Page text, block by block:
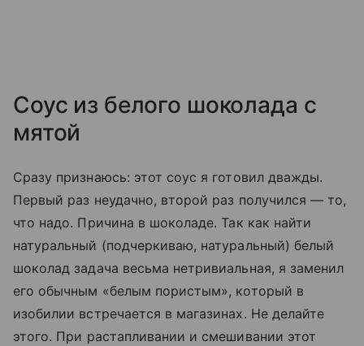
Соус из белого шоколада с
мятой
Сразу признаюсь: этот соус я готовил дважды.
Первый раз неудачно, второй раз получился — то,
что надо. Причина в шоколаде. Так как найти
натуральный (подчеркиваю, натуральный) белый
шоколад задача весьма нетривиальная, я заменил
его обычным «белым пористым», который в
изобилии встречается в магазинах. Не делайте
этого. При растапливании и смешивании этот